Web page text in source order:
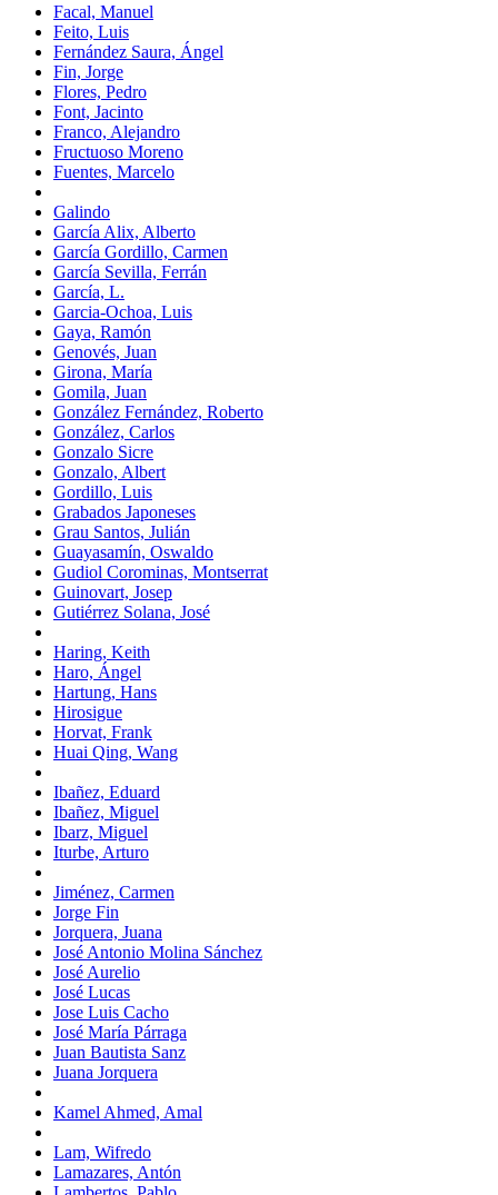
Facal, Manuel
Feito, Luis
Fernández Saura, Ángel
Fin, Jorge
Flores, Pedro
Font, Jacinto
Franco, Alejandro
Fructuoso Moreno
Fuentes, Marcelo
Galindo
García Alix, Alberto
García Gordillo, Carmen
García Sevilla, Ferrán
García, L.
Garcia-Ochoa, Luis
Gaya, Ramón
Genovés, Juan
Girona, María
Gomila, Juan
González Fernández, Roberto
González, Carlos
Gonzalo Sicre
Gonzalo, Albert
Gordillo, Luis
Grabados Japoneses
Grau Santos, Julián
Guayasamín, Oswaldo
Gudiol Corominas, Montserrat
Guinovart, Josep
Gutiérrez Solana, José
Haring, Keith
Haro, Ángel
Hartung, Hans
Hirosigue
Horvat, Frank
Huai Qing, Wang
Ibañez, Eduard
Ibañez, Miguel
Ibarz, Miguel
Iturbe, Arturo
Jiménez, Carmen
Jorge Fin
Jorquera, Juana
José Antonio Molina Sánchez
José Aurelio
José Lucas
Jose Luis Cacho
José María Párraga
Juan Bautista Sanz
Juana Jorquera
Kamel Ahmed, Amal
Lam, Wifredo
Lamazares, Antón